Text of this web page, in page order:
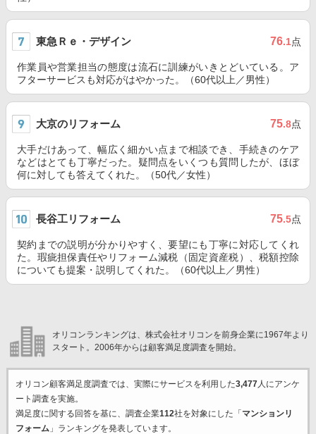
東急Ｒｅ・デザイン 76.1点
作業員や営業担当の態度は流石に訓練がいきとどいている。ア
フターサービスも対応がはやかった。（60代以上／男性）
大京のリフォーム 75.8点
大手だけあって、幅広く細かい点まで相談でき、手続きのケア
などはとても丁寧だった。疑問点をいくつも質問したが、ほぼ
何に対しても答えてくれた。（50代／女性）
長谷工リフォーム 75.5点
契約までの説明が分かりやすく、要望にも丁寧に対応してくれ
た。瑕疵担保責任やリフォーム減税（固定資産税）、税額控除
についても提案・説明してくれた。（60代以上／男性）
オリコンランキングは、株式会社オリコンを前身企業に1967年より
スタート。2006年からは顧客満足度調査を開始。
オリコン顧客満足度調査では、実際にサービスを利用した3,477人にアンケ
ート調査を実施。
満足度に関する回答を基に、調査企業112社を対象にした「 マンションリ
フォーム」ランキングを発表しています。